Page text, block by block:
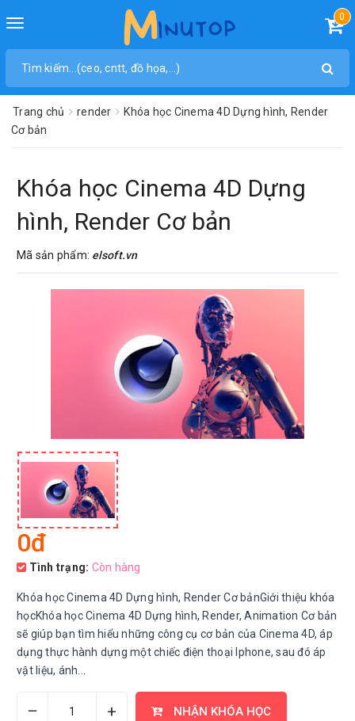
Toggle
0
Trang chủ render
Khóa học Cinema 4D Dựng hình, Render
Cơ bản
Khóa học Cinema 4D Dựng
hình, Render Cơ bản
Mã sản phẩm: elsoft.vn
0đ
Tình trạng: Còn hàng
Khóa học Cinema 4D Dựng hình, Render Cơ bảnGiới thiệu khóa
họcKhóa học Cinema 4D Dựng hình, Render, Animation Cơ bản
sẽ giúp bạn tìm hiểu những công cụ cơ bản của Cinema 4D, áp
dụng thực hành dựng một chiếc điện thoại Iphone, sau đó áp
vật liệu, ánh...
– + NHẬN KHÓA HỌC